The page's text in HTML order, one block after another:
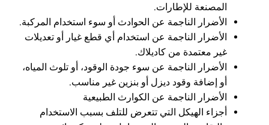
المصنعة للإطارات.
الأضرار الناجمة عن الحوادث أو سوء استخدام المركبة.
الأضرار الناجمة عن استخدام أي قطع غيار أو تعديلات
غير معتمدة من كاديلاك.
الأضرار الناجمة عن سوء جودة الوقود، أو تلوث المياه،
أو إضافة وقود ديزل أو بنزين غير مناسب.
الأضرار الناجمة عن الكوارث الطبيعية
أجزاء الهيكل التي تتعرض للتلف بسبب الاستخدام